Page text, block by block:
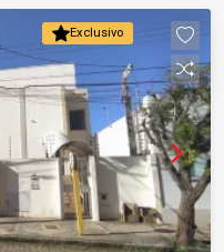
Exclusivo